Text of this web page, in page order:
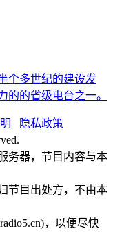
个多世纪的建设发
的的省级电台之一。
隐私政策
务器，节目内容与本
节目出处方，不由本
，以便尽快